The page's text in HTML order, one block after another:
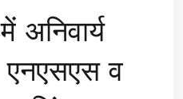
एनएसएस व